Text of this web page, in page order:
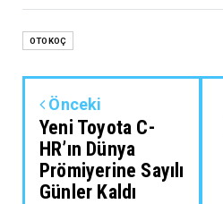
OTOKOÇ
Önceki
Yeni Toyota C-
HR’ın Dünya
Prömiyerine Sayılı
Günler Kaldı